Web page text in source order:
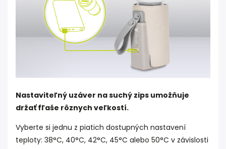
Nastaviteľný uzáver na suchý zips umožňuje
držať fľaše rôznych veľkostí.
Vyberte si jednu z piatich dostupných nastavení
teploty: 38°C, 40°C, 42°C, 45°C alebo 50°C v závislosti